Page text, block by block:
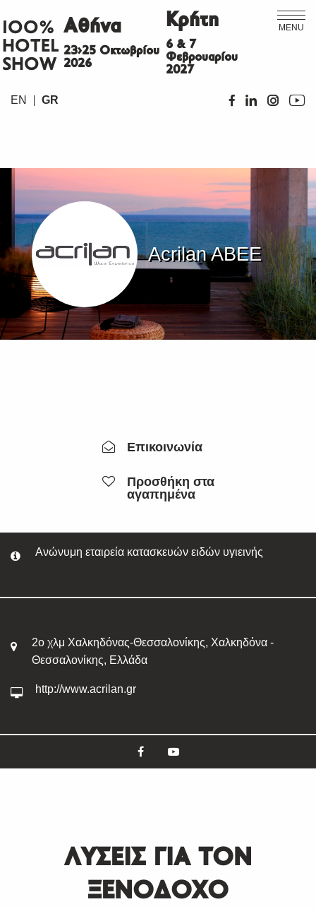
MENU
ΙΟΟ%
HOTEL
SHOW
Αθήνα
23>25 Οκτωβρίου
2026
Κρήτη
6 & 7
Φεβρουαρίου
2027
EN GR
Acrilan ABEE
Επικοινωνία
Προσθήκη στα
αγαπημένα
Ανώνυμη εταιρεία κατασκευών ειδών υγιεινής
2ο χλμ Χαλκηδόνας-Θεσσαλονίκης, Χαλκηδόνα -
Θεσσαλονίκης, Ελλάδα
http://www.acrilan.gr
ΛΥΣΕΙΣ ΓΙΑ ΤΟΝ
ΞΕΝΟΔΟΧΟ